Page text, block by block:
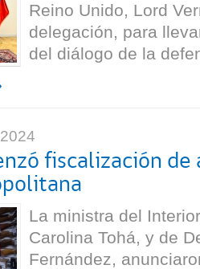
Reino Unido, Lord
delegación, para
del diálogo de la
fiscalización de
La ministra del
Carolina Tohá, y de
Fernández,